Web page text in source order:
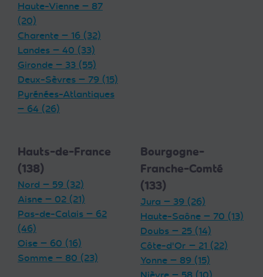
Haute-Vienne — 87
(20)
Charente — 16 (32)
Landes — 40 (33)
Gironde — 33 (55)
Deux-Sèvres — 79 (15)
Pyrénées-Atlantiques
— 64 (26)
Hauts-de-France
(138)
Nord — 59 (32)
Aisne — 02 (21)
Pas-de-Calais — 62
(46)
Oise — 60 (16)
Somme — 80 (23)
Bourgogne-
Franche-Comté
(133)
Jura — 39 (26)
Haute-Saône — 70 (13)
Doubs — 25 (14)
Côte-d'Or — 21 (22)
Yonne — 89 (15)